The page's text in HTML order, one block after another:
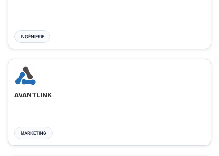
INGÉNIERIE
AVANTLINK
MARKETING